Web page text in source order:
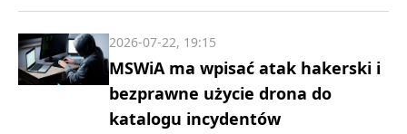
MSWiA ma wpisać atak hakerski i
bezprawne użycie drona do
katalogu incydentów
2026-07-22, 19:15